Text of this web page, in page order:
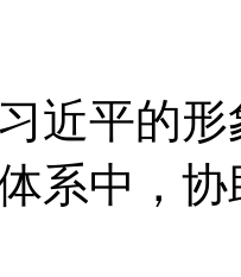
近平的
系中，